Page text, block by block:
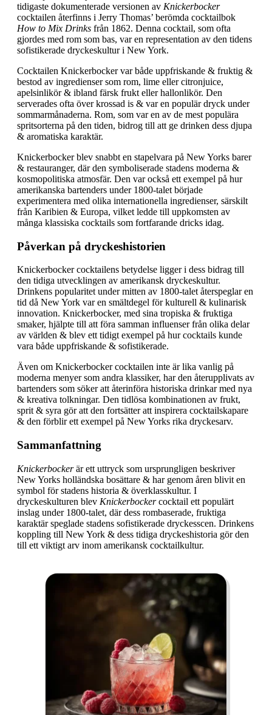
tidigaste dokumenterade versionen av Knickerbocker
cocktailen återfinns i Jerry Thomas’ berömda cocktailbok
How to Mix Drinks från 1862. Denna cocktail, som ofta
gjordes med rom som bas, var en representation av den tidens
sofistikerade dryckeskultur i New York.
Cocktailen Knickerbocker var både uppfriskande & fruktig &
bestod av ingredienser som rom, lime eller citronjuice,
apelsinlikör & ibland färsk frukt eller hallonlikör. Den
serverades ofta över krossad is & var en populär dryck under
sommarmånaderna. Rom, som var en av de mest populära
spritsorterna på den tiden, bidrog till att ge drinken dess djupa
& aromatiska karaktär.
Knickerbocker blev snabbt en stapelvara på New Yorks barer
& restauranger, där den symboliserade stadens moderna &
kosmopolitiska atmosfär. Den var också ett exempel på hur
amerikanska bartenders under 1800-talet började
experimentera med olika internationella ingredienser, särskilt
från Karibien & Europa, vilket ledde till uppkomsten av
många klassiska cocktails som fortfarande dricks idag.
Påverkan på dryckeshistorien
Knickerbocker cocktailens betydelse ligger i dess bidrag till
den tidiga utvecklingen av amerikansk dryckeskultur.
Drinkens popularitet under mitten av 1800-talet återspeglar en
tid då New York var en smältdegel för kulturell & kulinarisk
innovation. Knickerbocker, med sina tropiska & fruktiga
smaker, hjälpte till att föra samman influenser från olika delar
av världen & blev ett tidigt exempel på hur cocktails kunde
vara både uppfriskande & sofistikerade.
Även om Knickerbocker cocktailen inte är lika vanlig på
moderna menyer som andra klassiker, har den återupplivats av
bartenders som söker att återinföra historiska drinkar med nya
& kreativa tolkningar. Den tidlösa kombinationen av frukt,
sprit & syra gör att den fortsätter att inspirera cocktailskapare
& den förblir ett exempel på New Yorks rika dryckesarv.
Sammanfattning
Knickerbockerär ett uttryck som ursprungligen beskriver
New Yorks holländska bosättare & har genom åren blivit en
symbol för stadens historia & överklasskultur. I
dryckeskulturen blev Knickerbockercocktail ett populärt
inslag under 1800-talet, där dess rombaserade, fruktiga
karaktär speglade stadens sofistikerade dryckesscen. Drinkens
koppling till New York & dess tidiga dryckeshistoria gör den
till ett viktigt arv inom amerikansk cocktailkultur.